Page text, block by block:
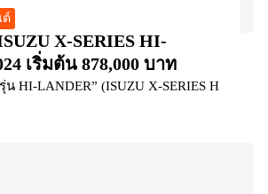
ต์
X-SERIES HI-
เริ่มต้น 878,000 บาท
HI-LANDER” (ISUZU X-SERIES H